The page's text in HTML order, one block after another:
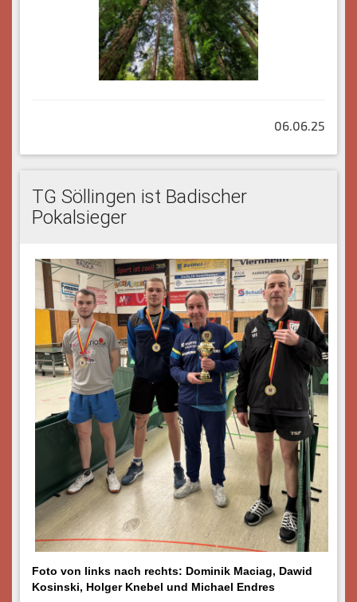
06.06.25
TG Söllingen ist Badischer
Pokalsieger
Foto von links nach rechts: Dominik Maciag, Dawid
Kosinski, Holger Knebel und Michael Endres